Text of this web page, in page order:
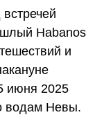
Habanos
и
июня 2025
водам Невы.